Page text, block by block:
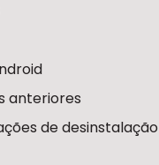
anteriores
de desinstalação